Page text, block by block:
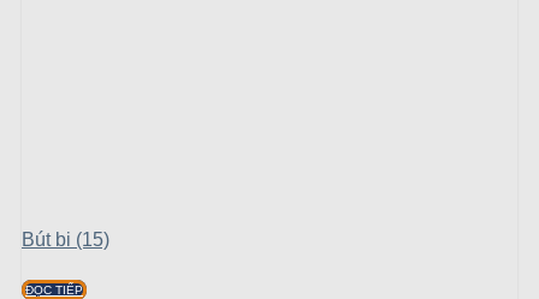
Bút bi (15)
ĐỌC TIẾP